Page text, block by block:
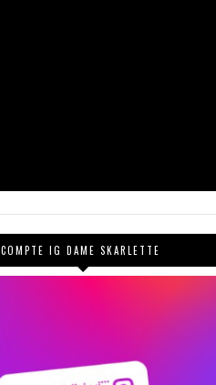
COMPTE IG DAME SKARLETTE